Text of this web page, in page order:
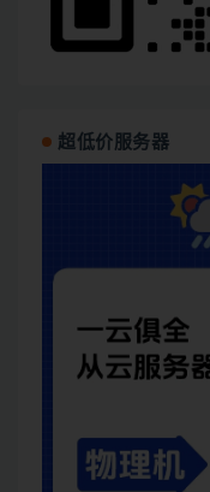
超低价服务器